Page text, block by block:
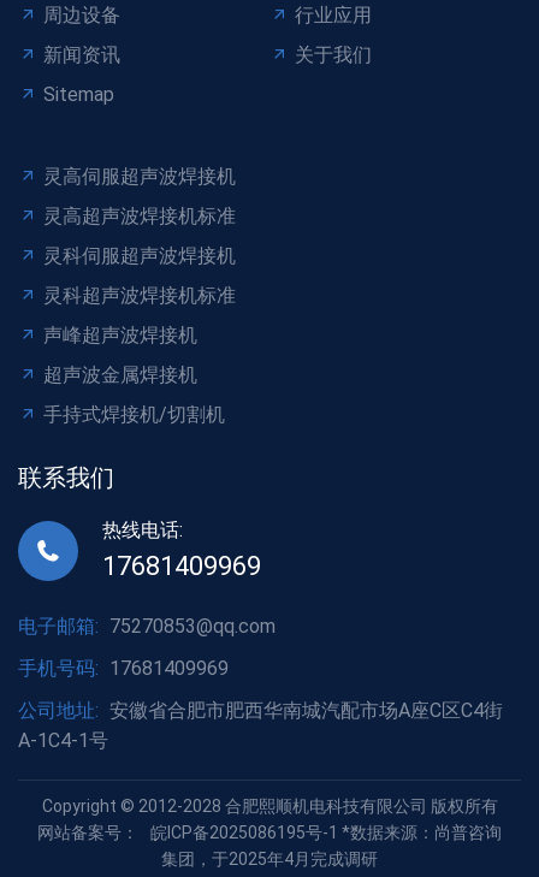
周边设备
行业应用
新闻资讯
关于我们
Sitemap
灵高伺服超声波焊接机
灵高超声波焊接机标准
灵科伺服超声波焊接机
灵科超声波焊接机标准
声峰超声波焊接机
超声波金属焊接机
手持式焊接机/切割机
联系我们
热线电话:
17681409969
电子邮箱: 75270853@qq.com
手机号码: 17681409969
公司地址: 安徽省合肥市肥西华南城汽配市场A座C区C4街
A-1C4-1号
Copyright © 2012-2028 合肥熙顺机电科技有限公司 版权所有
网站备案号：
皖ICP备2025086195号-1 *数据来源：尚普咨询
集团，于2025年4月完成调研